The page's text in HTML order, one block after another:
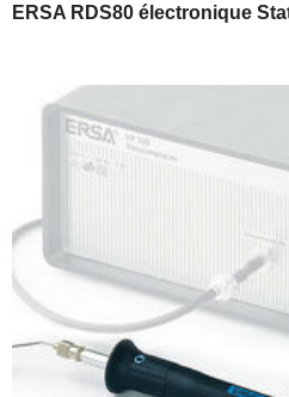
ERSA RDS80 électronique